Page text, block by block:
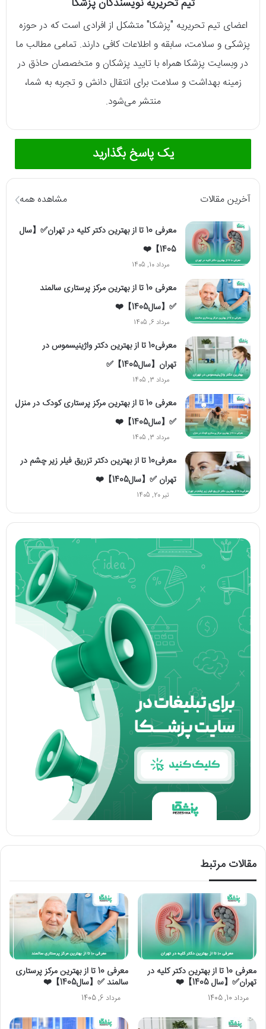
تیم تحریریه نویسندگان پزشکا
اعضای تیم تحریریه "پزشکا" متشکل از افرادی است که در حوزه
پزشکی و سلامت، سابقه و اطلاعات کافی دارند. تمامی مطالب ما
در وبسایت پزشکا همراه با تایید پزشکان و متخصصان حاذق در
زمینه بهداشت و سلامت برای انتقال دانش و تجربه به شما،
منتشر می‌شود.
یک پاسخ بگذارید
آخرین مقالات مشاهده همه
معرفی 10 تا از بهترین دکتر کلیه در تهران✅【سال
1405】❤️
مرداد 10, 1405
معرفی 10 تا از بهترین مرکز پرستاری سالمند
✅【سال1405】❤️
مرداد 6, 1405
معرفی10 تا از بهترین دکتر واژینیسموس در
تهران【سال1405】✅
مرداد 3, 1405
معرفی 10 تا از بهترین مرکز پرستاری کودک در منزل
✅【سال1405】❤️
مرداد 3, 1405
معرفی10 تا از بهترین دکتر تزریق فیلر زیر چشم در
تهران ✅【سال1405】❤️
تیر 20, 1405
مقالات مرتبط
معرفی 10 تا از بهترین دکتر کلیه در
تهران✅【سال 1405】❤️
مرداد 10, 1405
معرفی 10 تا از بهترین مرکز پرستاری
سالمند ✅【سال1405】❤️
مرداد 6, 1405